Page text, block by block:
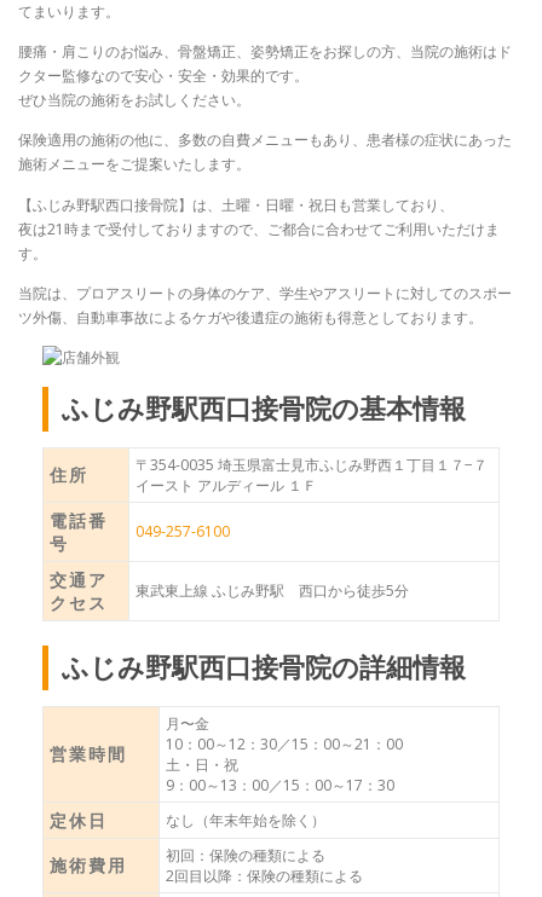
てまいります。
腰痛・肩こりのお悩み、骨盤矯正、姿勢矯正をお探しの方、当院の施術はド
クター監修なので安心・安全・効果的です。
ぜひ当院の施術をお試しください。
保険適用の施術の他に、多数の自費メニューもあり、患者様の症状にあった
施術メニューをご提案いたします。
【ふじみ野駅西口接骨院】は、土曜・日曜・祝日も営業しており、
夜は21時まで受付しておりますので、ご都合に合わせてご利用いただけま
す。
当院は、プロアスリートの身体のケア、学生やアスリートに対してのスポー
ツ外傷、自動車事故によるケガや後遺症の施術も得意としております。
ふじみ野駅西口接骨院の基本情報
住所
〒354-0035 埼玉県富士見市ふじみ野西１丁目１７−７
イースト アルディール １Ｆ
電話番
号
049-257-6100
交通ア
クセス
東武東上線 ふじみ野駅 西口から徒歩5分
ふじみ野駅西口接骨院の詳細情報
営業時間
月〜金
10：00～12：30／15：00～21：00
土・日・祝
9：00～13：00／15：00～17：30
定休日 なし（年末年始を除く）
施術費用
初回：保険の種類による
2回目以降：保険の種類による